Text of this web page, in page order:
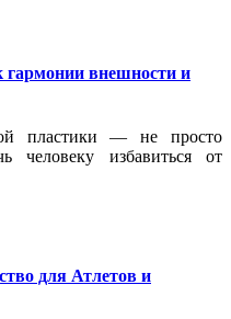
гармонии внешности и
пластики — не просто
человеку избавиться от
для Атлетов и